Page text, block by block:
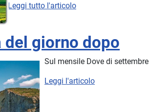
Leggi tutto l'articolo
del giorno dopo
Sul mensile Dove di
Leggi l'articolo